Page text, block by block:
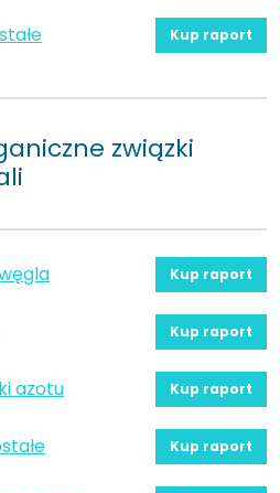
Kup raport
związki
Kup raport
Kup raport
azotu Kup raport
Kup raport